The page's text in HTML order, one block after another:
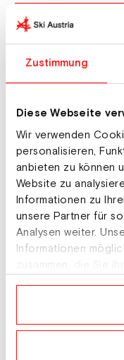
Zustimmung
Diese Webseite
Wir verwenden
personalisieren,
anbieten zu können
Website zu
Informationen zu
unsere Partner für
Analysen weiter.
Informationen
17.02.2026
10.02.2026
06.12.2025
13.03.2025